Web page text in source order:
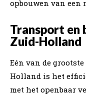
opbouwen van een
Transport en
Zuid-Holland
Eén van de
Holland is het
met het openbaar